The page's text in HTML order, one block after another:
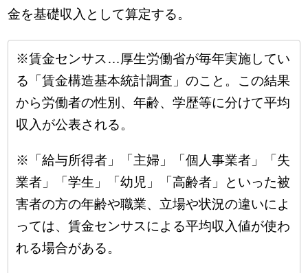
金を基礎収入として算定する。
※賃金センサス…厚生労働省が毎年実施してい
る「賃金構造基本統計調査」のこと。この結果
から労働者の性別、年齢、学歴等に分けて平均
収入が公表される。
※「給与所得者」「主婦」「個人事業者」「失
業者」「学生」「幼児」「高齢者」といった被
害者の方の年齢や職業、立場や状況の違いによ
っては、賃金センサスによる平均収入値が使わ
れる場合がある。